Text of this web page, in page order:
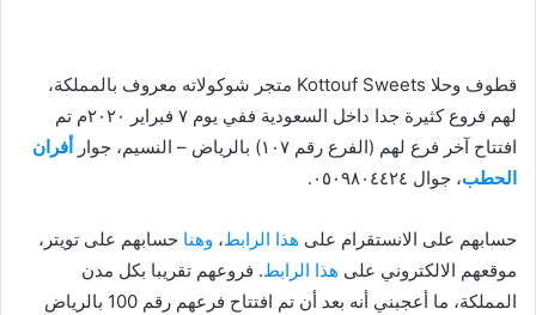
قطوف وحلا Kottouf Sweets متجر شوكولاته معروف بالمملكة،
لهم فروع كثيرة جدا داخل السعودية ففي يوم ٧ فبراير ٢٠٢٠م تم
افتتاح آخر فرع لهم (الفرع رقم ١٠٧) بالرياض – النسيم، جوار
أفران
الحطب، جوال ٠٥٠٩٨٠٤٤٢٤.
حسابهم على الانستقرام على هذا الرابط، وهنا حسابهم على تويتر،
موقعهم الالكتروني على هذا الرابط. فروعهم تقريبا بكل مدن
المملكة، ما أعجبني أنه بعد أن تم افتتاح فرعهم رقم 100 بالرياض